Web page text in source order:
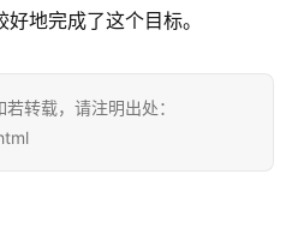
地完成了这个目标。
转载，请注明出处：